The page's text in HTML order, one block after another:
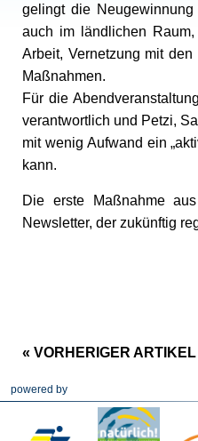
gelingt die
auch im ländlichen
Arbeit, Vernetzung mit
Maßnahmen.
Für die
verantwortlich und Petzi,
mit wenig Aufwand ein
kann.
Die erste Maßnahme
Newsletter, der zukünftig
« VORHERIGER ARTIKEL
powered by